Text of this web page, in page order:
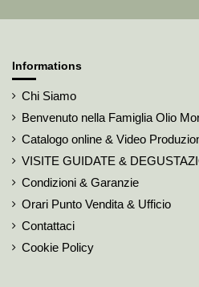
Informations
Chi Siamo
Benvenuto nella Famiglia Olio
Catalogo online & Video
VISITE GUIDATE &
Condizioni & Garanzie
Orari Punto Vendita & Ufficio
Contattaci
Cookie Policy